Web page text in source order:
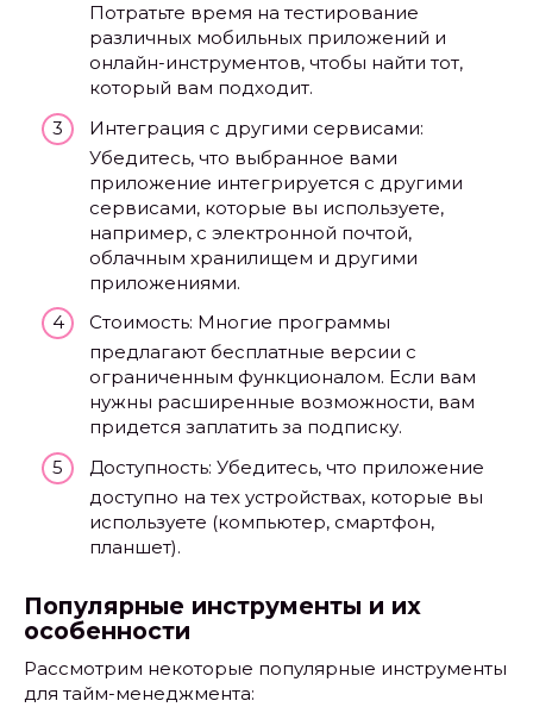
Потратьте время на тестирование
различных мобильных приложений и
онлайн-инструментов, чтобы найти тот,
который вам подходит.
Интеграция с другими сервисами:
Убедитесь, что выбранное вами
приложение интегрируется с другими
сервисами, которые вы используете,
например, с электронной почтой,
облачным хранилищем и другими
приложениями.
Стоимость: Многие программы
предлагают бесплатные версии с
ограниченным функционалом. Если вам
нужны расширенные возможности, вам
придется заплатить за подписку.
Доступность: Убедитесь, что приложение
доступно на тех устройствах, которые вы
используете (компьютер, смартфон,
планшет).
Популярные инструменты и их
особенности
Рассмотрим некоторые популярные инструменты
для тайм-менеджмента: